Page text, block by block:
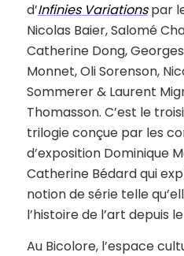
d’Infinies Variationspar
Nicolas Baier, Salomé
Catherine Dong,
Monnet, Oli Sorenson,
Sommerer & Laurent
Thomasson. C’est le
trilogie conçue par les
d’exposition Dominique
Catherine Bédard qui
notion de série telle
l’histoire de l’art depuis le
Au Bicolore, l’espace